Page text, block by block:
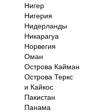
Нигер
Нигерия
Нидерланды
Никарагуа
Норвегия
Оман
Острова Кайман
Острова Теркс
и Кайкос
Пакистан
Панама